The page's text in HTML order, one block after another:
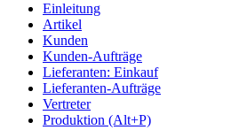
Einleitung
Artikel
Kunden
Kunden-Aufträge
Lieferanten: Einkauf
Lieferanten-Aufträge
Vertreter
Produktion (Alt+P)